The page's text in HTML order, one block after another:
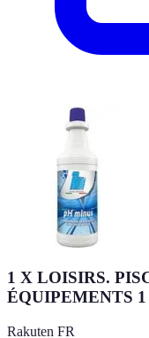
1 X LOISIRS.
ÉQUIPEMENTS
Rakuten FR